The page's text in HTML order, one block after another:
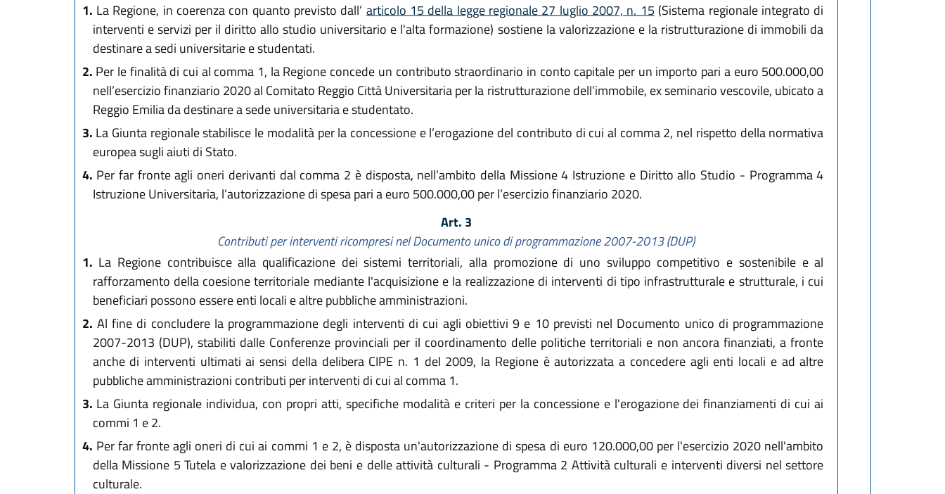
1. La Regione, in coerenza con quanto previsto dall’ articolo 15 della legge regionale 27 luglio 2007, n. 15 (Sistema regionale integrato di
interventi e servizi per il diritto allo studio universitario e l'alta formazione) sostiene la valorizzazione e la ristrutturazione di immobili da
destinare a sedi universitarie e studentati.
2. Per le finalità di cui al comma 1, la Regione concede un contributo straordinario in conto capitale per un importo pari a euro 500.000,00
nell’esercizio finanziario 2020 al Comitato Reggio Città Universitaria per la ristrutturazione dell’immobile, ex seminario vescovile, ubicato a
Reggio Emilia da destinare a sede universitaria e studentato.
3. La Giunta regionale stabilisce le modalità per la concessione e l’erogazione del contributo di cui al comma 2, nel rispetto della normativa
europea sugli aiuti di Stato.
4. Per far fronte agli oneri derivanti dal comma 2 è disposta, nell’ambito della Missione 4 Istruzione e Diritto allo Studio - Programma 4
Istruzione Universitaria, l’autorizzazione di spesa pari a euro 500.000,00 per l’esercizio finanziario 2020.
Art. 3
Contributi per interventi ricompresi nel Documento unico di programmazione 2007-2013 (DUP)
1. La Regione contribuisce alla qualificazione dei sistemi territoriali, alla promozione di uno sviluppo competitivo e sostenibile e al
rafforzamento della coesione territoriale mediante l'acquisizione e la realizzazione di interventi di tipo infrastrutturale e strutturale, i cui
beneficiari possono essere enti locali e altre pubbliche amministrazioni.
2. Al fine di concludere la programmazione degli interventi di cui agli obiettivi 9 e 10 previsti nel Documento unico di programmazione
2007-2013 (DUP), stabiliti dalle Conferenze provinciali per il coordinamento delle politiche territoriali e non ancora finanziati, a fronte
anche di interventi ultimati ai sensi della delibera CIPE n. 1 del 2009, la Regione è autorizzata a concedere agli enti locali e ad altre
pubbliche amministrazioni contributi per interventi di cui al comma 1.
3. La Giunta regionale individua, con propri atti, specifiche modalità e criteri per la concessione e l'erogazione dei finanziamenti di cui ai
commi 1 e 2.
4. Per far fronte agli oneri di cui ai commi 1 e 2, è disposta un'autorizzazione di spesa di euro 120.000,00 per l'esercizio 2020 nell'ambito
della Missione 5 Tutela e valorizzazione dei beni e delle attività culturali - Programma 2 Attività culturali e interventi diversi nel settore
culturale.